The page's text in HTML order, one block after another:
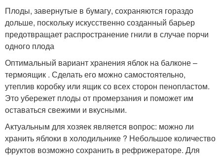
Плоды, завернутые в бумагу, сохраняются гораздо
дольше, поскольку искусственно созданный барьер
предотвращает распространение гнили в случае порчи
одного плода
Оптимальный вариант хранения яблок на балконе –
термоящик . Сделать его можно самостоятельно,
утеплив коробку или ящик со всех сторон пенопластом.
Это убережет плоды от промерзания и поможет им
оставаться свежими и вкусными.
Актуальным для хозяек является вопрос: можно ли
хранить яблоки в холодильнике ? Небольшое количество
фруктов возможно сохранить в рефрижераторе. Для